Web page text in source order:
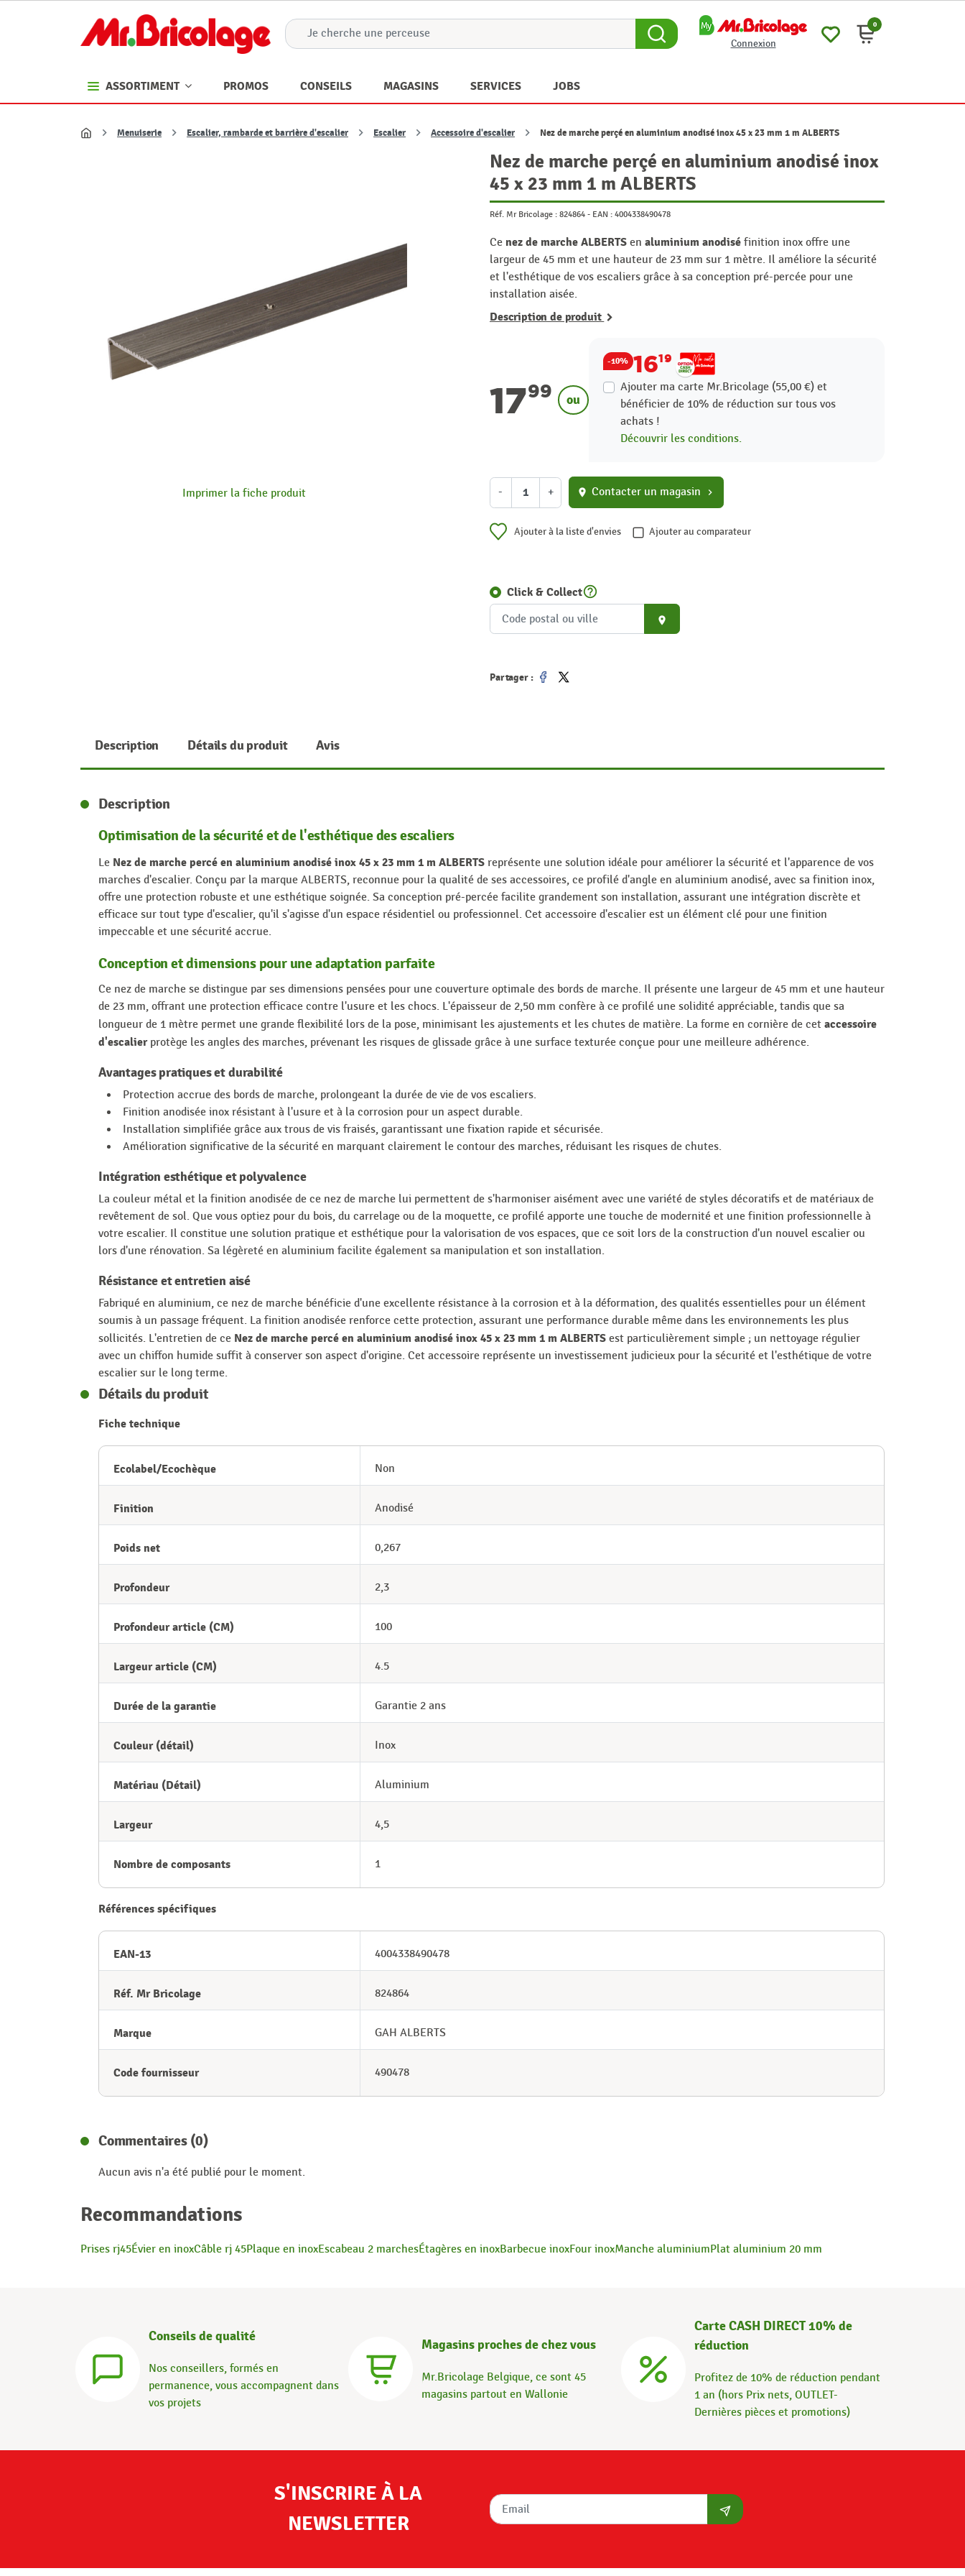
Connexion
0
ASSORTIMENT PROMOS CONSEILS MAGASINS SERVICES JOBS
Accueil
Menuiserie Escalier, rambarde et barrière d'escalier Escalier Accessoire d'escalier Nez de marche perçé en aluminium anodisé inox 45 x 23 mm 1 m ALBERTS
Imprimer la fiche produit
Nez de marche perçé en aluminium anodisé inox
45 x 23 mm 1 m ALBERTS
Réf. Mr Bricolage : 824864 - EAN : 4004338490478
Ce nez de marche ALBERTS en aluminium anodisé finition inox offre une
largeur de 45 mm et une hauteur de 23 mm sur 1 mètre. Il améliore la sécurité
et l'esthétique de vos escaliers grâce à sa conception pré-percée pour une
installation aisée.
Description de produit
1799 ou
-10% 1619
Ajouter ma carte Mr.Bricolage (55,00 €) et
bénéficier de 10% de réduction sur tous vos
achats !
Découvrir les conditions.
- + location_on Contacter un magasin chevron_right
Ajouter à la liste d'envies Ajouter au comparateur
Click & Collecthelp_outline
place
Partager :
Description Détails du produit Avis
Description
Optimisation de la sécurité et de l'esthétique des escaliers
Le Nez de marche percé en aluminium anodisé inox 45 x 23 mm 1 m ALBERTS représente une solution idéale pour améliorer la sécurité et l'apparence de vos
marches d'escalier. Conçu par la marque ALBERTS, reconnue pour la qualité de ses accessoires, ce profilé d'angle en aluminium anodisé, avec sa finition inox,
offre une protection robuste et une esthétique soignée. Sa conception pré-percée facilite grandement son installation, assurant une intégration discrète et
efficace sur tout type d'escalier, qu'il s'agisse d'un espace résidentiel ou professionnel. Cet accessoire d'escalier est un élément clé pour une finition
impeccable et une sécurité accrue.
Conception et dimensions pour une adaptation parfaite
Ce nez de marche se distingue par ses dimensions pensées pour une couverture optimale des bords de marche. Il présente une largeur de 45 mm et une hauteur
de 23 mm, offrant une protection efficace contre l'usure et les chocs. L'épaisseur de 2,50 mm confère à ce profilé une solidité appréciable, tandis que sa
longueur de 1 mètre permet une grande flexibilité lors de la pose, minimisant les ajustements et les chutes de matière. La forme en cornière de cet accessoire
d'escalierprotège les angles des marches, prévenant les risques de glissade grâce à une surface texturée conçue pour une meilleure adhérence.
Avantages pratiques et durabilité
Protection accrue des bords de marche, prolongeant la durée de vie de vos escaliers.
Finition anodisée inox résistant à l'usure et à la corrosion pour un aspect durable.
Installation simplifiée grâce aux trous de vis fraisés, garantissant une fixation rapide et sécurisée.
Amélioration significative de la sécurité en marquant clairement le contour des marches, réduisant les risques de chutes.
Intégration esthétique et polyvalence
La couleur métal et la finition anodisée de ce nez de marche lui permettent de s'harmoniser aisément avec une variété de styles décoratifs et de matériaux de
revêtement de sol. Que vous optiez pour du bois, du carrelage ou de la moquette, ce profilé apporte une touche de modernité et une finition professionnelle à
votre escalier. Il constitue une solution pratique et esthétique pour la valorisation de vos espaces, que ce soit lors de la construction d'un nouvel escalier ou
lors d'une rénovation. Sa légèreté en aluminium facilite également sa manipulation et son installation.
Résistance et entretien aisé
Fabriqué en aluminium, ce nez de marche bénéficie d'une excellente résistance à la corrosion et à la déformation, des qualités essentielles pour un élément
soumis à un passage fréquent. La finition anodisée renforce cette protection, assurant une performance durable même dans les environnements les plus
sollicités. L'entretien de ce Nez de marche percé en aluminium anodisé inox 45 x 23 mm 1 m ALBERTS est particulièrement simple ; un nettoyage régulier
avec un chiffon humide suffit à conserver son aspect d'origine. Cet accessoire représente un investissement judicieux pour la sécurité et l'esthétique de votre
escalier sur le long terme.
Détails du produit
Fiche technique
Ecolabel/Ecochèque Non
Finition Anodisé
Poids net 0,267
Profondeur 2,3
Profondeur article (CM) 100
Largeur article (CM) 4.5
Durée de la garantie Garantie 2 ans
Couleur (détail) Inox
Matériau (Détail) Aluminium
Largeur 4,5
Nombre de composants 1
Références spécifiques
EAN-13 4004338490478
Réf. Mr Bricolage 824864
Marque GAH ALBERTS
Code fournisseur 490478
Commentaires (0)
Aucun avis n'a été publié pour le moment.
Recommandations
Prises rj45Évier en inoxCâble rj 45Plaque en inoxEscabeau 2 marchesÉtagères en inoxBarbecue inoxFour inoxManche aluminiumPlat aluminium 20 mm
Conseils de qualité
Nos conseillers, formés en
permanence, vous accompagnent dans
vos projets
Magasins proches de chez vous
Mr.Bricolage Belgique, ce sont 45
magasins partout en Wallonie
Carte CASH DIRECT 10% de
réduction
Profitez de 10% de réduction pendant
1 an (hors Prix nets, OUTLET-
Dernières pièces et promotions)
S'INSCRIRE À LA
NEWSLETTER
S'abonner